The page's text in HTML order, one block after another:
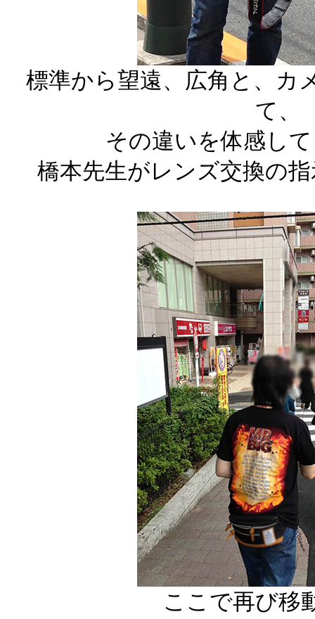
標準から望遠、広角と、カ
て、
その違いを体感し
橋本先生がレンズ交換の
ここで再び移